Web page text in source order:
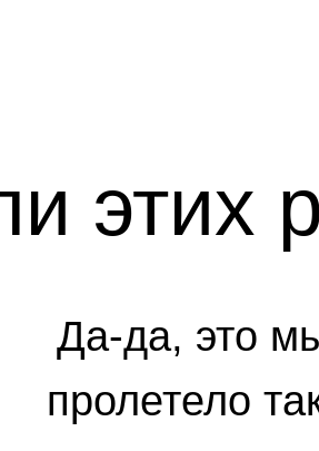
этих
Да-да, это
пролетело